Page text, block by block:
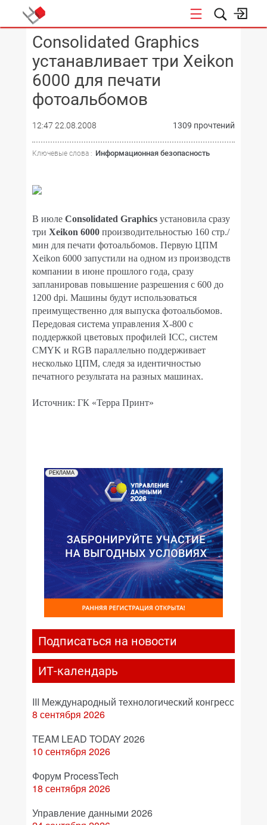
КОНФЕРЕНЦИИ
Consolidated Graphics
устанавливает три Xeikon
6000 для печати
фотоальбомов
12:47 22.08.2008 1309 прочтений
Ключевые слова : Информационная безопасность
В июле Consolidated Graphics установила сразу
три Xeikon 6000 производительностью 160 стр./
мин для печати фотоальбомов. Первую ЦПМ
Xeikon 6000 запустили на одном из производств
компании в июне прошлого года, сразу
запланировав повышение разрешения с 600 до
1200 dpi. Машины будут использоваться
преимущественно для выпуска фотоальбомов.
Передовая система управления X-800 с
поддержкой цветовых профилей ICC, систем
CMYK и RGB параллельно поддерживает
несколько ЦПМ, следя за идентичностью
печатного результата на разных машинах.
Источник: ГК «Терра Принт»
РЕКЛАМА
Подписаться на новости
ИТ-календарь
III Международный технологический конгресс
8 сентября 2026
TEAM LEAD TODAY 2026
10 сентября 2026
Форум ProcessTech
18 сентября 2026
Управление данными 2026